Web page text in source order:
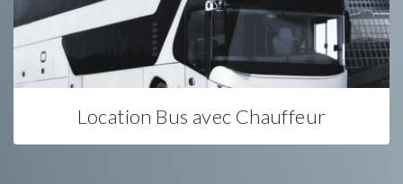
Location Bus avec Chauffeur